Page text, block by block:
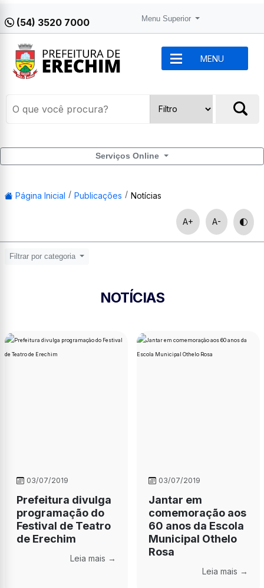
(54) 3520 7000 Menu Superior
MENU
Serviços Online
Página Inicial Publicações Notícias
A+ A-
Filtrar por categoria
NOTÍCIAS
03/07/2019
Prefeitura divulga
programação do
Festival de Teatro
de Erechim
Leia mais →
03/07/2019
Jantar em
comemoração aos
60 anos da Escola
Municipal Othelo
Rosa
Leia mais →